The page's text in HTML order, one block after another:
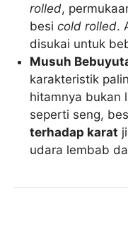
rolled,
besicold rolled.
disukai untuk
Musuh
karakteristik
hitamnya bukan
seperti seng,
terhadap karat
udara lembab